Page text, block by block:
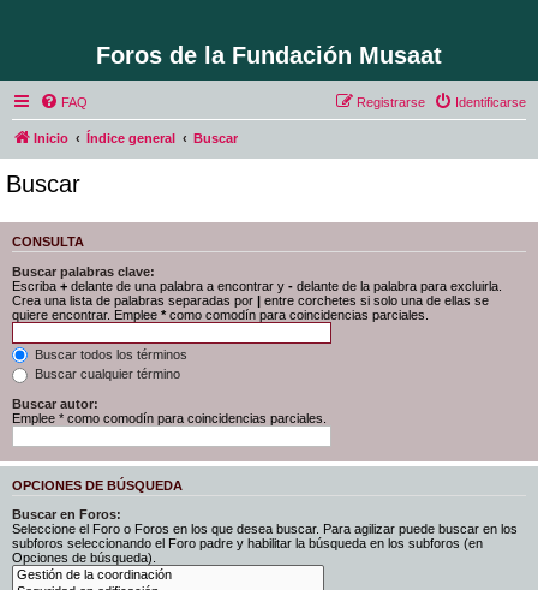
Foros de la Fundación Musaat
FAQ Identificarse
Registrarse
Inicio Índice general Buscar
Buscar
CONSULTA
Buscar palabras clave:
Escriba + delante de una palabra a encontrar y - delante de la palabra para excluirla.
Crea una lista de palabras separadas por | entre corchetes si solo una de ellas se
quiere encontrar. Emplee * como comodín para coincidencias parciales.
Buscar todos los términos
Buscar cualquier término
Buscar autor:
Emplee * como comodín para coincidencias parciales.
OPCIONES DE BÚSQUEDA
Buscar en Foros:
Seleccione el Foro o Foros en los que desea buscar. Para agilizar puede buscar en los
subforos seleccionando el Foro padre y habilitar la búsqueda en los subforos (en
Opciones de búsqueda).